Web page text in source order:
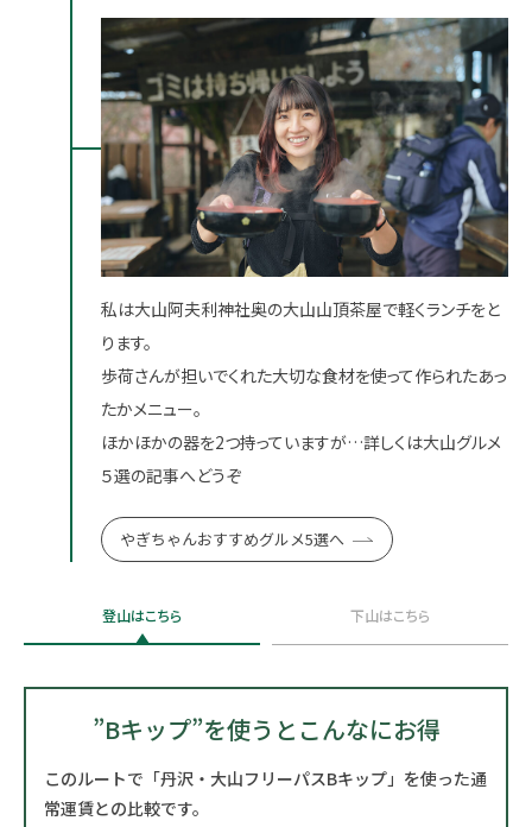
私は大山阿夫利神社奥の大山山頂茶屋で軽くランチをと
ります。
歩荷さんが担いでくれた大切な食材を使って作られたあっ
たかメニュー。
ほかほかの器を2つ持っていますが…詳しくは大山グルメ
５選の記事へどうぞ
やぎちゃんおすすめグルメ5選へ
登山はこちら 下山はこちら
”Bキップ”を使うとこんなにお得
このルートで「丹沢・大山フリーパスBキップ」を使った通
常運賃との比較です。